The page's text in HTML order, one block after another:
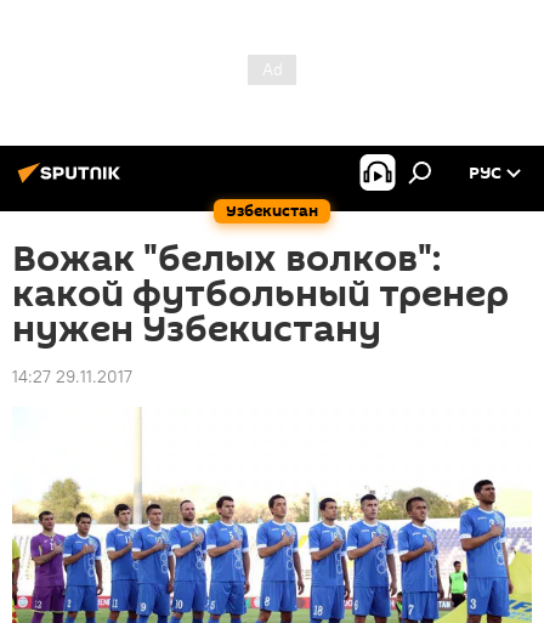
Узбекистан
РУС
Вожак "белых волков":
какой футбольный тренер
нужен Узбекистану
14:27 29.11.2017